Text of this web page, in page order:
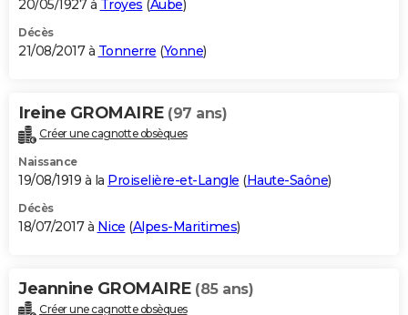
20/05/1927 à Troyes (Aube)
Décès
21/08/2017 à Tonnerre (Yonne)
Ireine GROMAIRE (97 ans)
Créer une cagnotte obsèques
Naissance
19/08/1919 à la Proiselière-et-Langle (Haute-Saône)
Décès
18/07/2017 à Nice (Alpes-Maritimes)
Jeannine GROMAIRE (85 ans)
Créer une cagnotte obsèques